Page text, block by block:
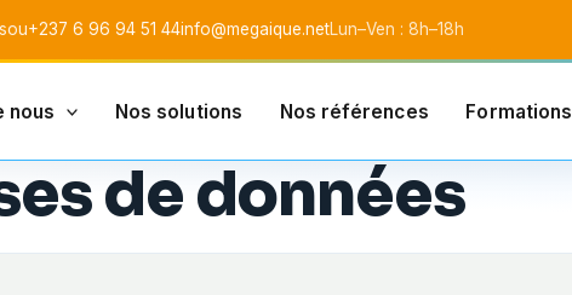
+237 6 96 94 51 44info@megaique.netLun–Ven : 8h–18h
SARL
nous Nos solutions Nos références Formations
de données